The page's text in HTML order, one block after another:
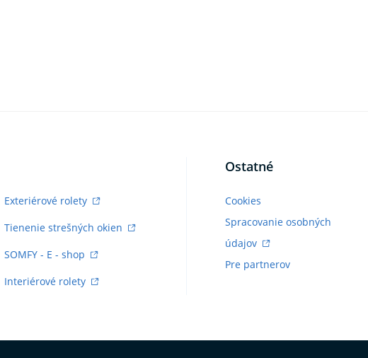
Exteriérové rolety
Tienenie strešných okien
SOMFY - E - shop
Interiérové rolety
Ostatné
Cookies
Spracovanie osobných
údajov
Pre partnerov